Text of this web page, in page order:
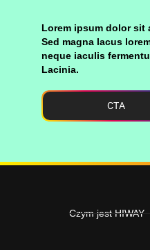
Lorem ipsum dolor sit
Sed magna lacus
neque iaculis
Lacinia.
CTA
Czym jest HIWAY